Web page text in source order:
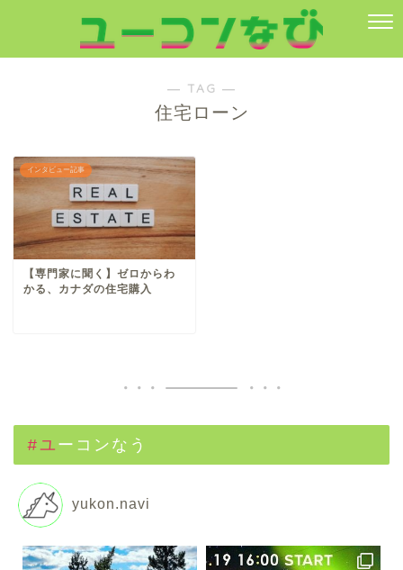
― TAG ―
住宅ローン
インタビュー記事
【専門家に聞く】ゼロからわ
かる、カナダの住宅購入
#ユーコンなう
yukon.navi